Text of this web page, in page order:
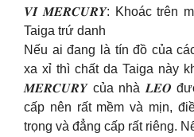
𝑽𝑰́ 𝑴𝑬𝑹𝑪𝑼𝑹𝒀: Khoác trên
Taiga trứ danh
Nếu ai đang là tín đồ của
xa xỉ thì chất da Taiga này
𝑴𝑬𝑹𝑪𝑼𝑹𝒀 của nhà 𝑳𝑬𝑶
cấp nên rất mềm và mịn,
trọng và đẳng cấp rất riêng.